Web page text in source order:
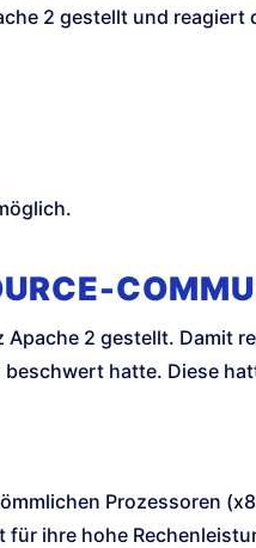
2 gestellt und
2 gestellt. Damit
hatte. Diese
Prozessoren
ihre hohe